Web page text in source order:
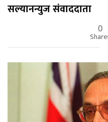
सल्यानन्युज संवाददाता
0